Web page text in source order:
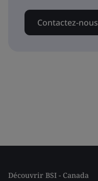
Contactez-nous
Découvrir BSI - Canada